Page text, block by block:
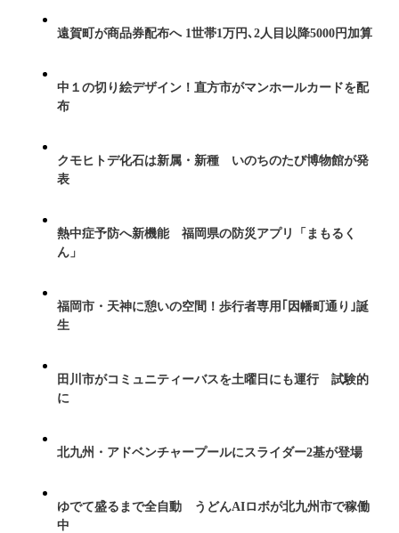
遠賀町が商品券配布へ 1世帯1万円､2人目以降5000円加算
中１の切り絵デザイン！直方市がマンホールカードを配
布
クモヒトデ化石は新属・新種 いのちのたび博物館が発
表
熱中症予防へ新機能 福岡県の防災アプリ「まもるく
ん」
福岡市・天神に憩いの空間！歩行者専用｢因幡町通り｣誕
生
田川市がコミュニティーバスを土曜日にも運行 試験的
に
北九州・アドベンチャープールにスライダー2基が登場
ゆでて盛るまで全自動 うどんAIロボが北九州市で稼働
中